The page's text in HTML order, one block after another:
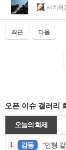
세계최
최근 다음
오픈 이슈 갤러리
오늘의 화제
1 감동 “인형 같